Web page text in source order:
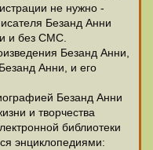
не нужно -
Безанд Анни
и без СМС.
Безанд Анни,
Анни, и его
Безанд Анни
и творчества
библиотеки
энциклопедиями: